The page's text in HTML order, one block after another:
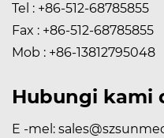
Tel : +86-512-68785855
Fax : +86-512-68785855
Mob : +86-13812795048
Hubungi kami
E -mel: